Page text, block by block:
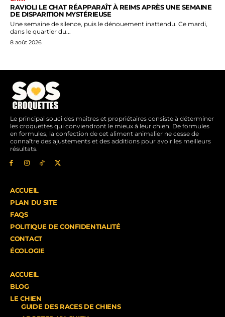
RAVIOLI LE CHAT RÉAPPARAÎT À REIMS APRÈS UNE SEMAINE
DE DISPARITION MYSTÉRIEUSE
Une semaine de silence, puis le dénouement inattendu. Ce mardi,
dans le quartier du...
8 août 2026
Le principal souci des maîtres et propriétaires consiste à déterminer
les croquettes qui conviendront le mieux à leur chien. De formules
en formules, la confection de cet aliment animalier ne cesse de
connaître des ajustements et des additions pour avoir les meilleurs
résultats.
ACCUEIL
PLAN DU SITE
FAQS
POLITIQUE DE CONFIDENTIALITÉ
CONTACT
ÉCOLOGIE
ACCUEIL
BLOG
LE CHIEN
GUIDE DES RACES DE CHIENS